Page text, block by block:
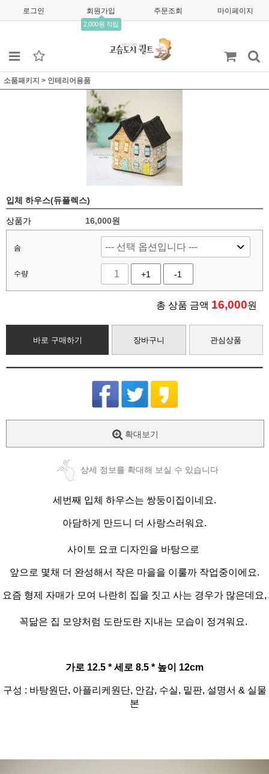
로그인 회원가입
2,000원 적립
주문조회 마이페이지
소품패키지 > 인테리어용품
입체 하우스(듀플렉스)
상품가 16,000원
솜
수량 +1 -1
총 상품 금액 16,000원
바로 구매하기 장바구니 관심상품
확대보기
상세 정보를 확대해 보실 수 있습니다
세번째 입체 하우스는 쌍둥이집이네요.
아담하게 만드니 더 사랑스러워요.
사이토 요코 디자인을 바탕으로
앞으로 몇채 더 완성해서 작은 마을을 이룰까 작업중이에요.
요즘 형제 자매가 모여 나란히 집을 짓고 사는 경우가 많은데요,
꼭닮은 집 모양처럼 도란도란 지내는 모습이 정겨워요.
가로 12.5 * 세로 8.5 * 높이 12cm
구성 : 바탕원단, 아플리케원단, 안감, 수실, 밑판, 설명서 & 실물
본